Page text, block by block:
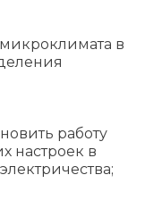
в
работу
настроек в